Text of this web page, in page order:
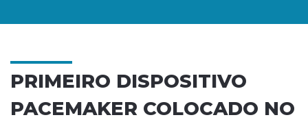
PRIMEIRO DISPOSITIVO
PACEMAKER COLOCADO NO